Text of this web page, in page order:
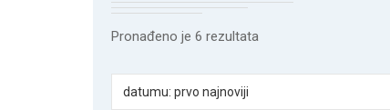
Pronađeno je 6 rezultata
datumu: prvo najnoviji